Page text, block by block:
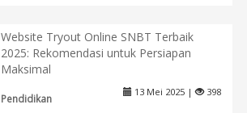
Website Tryout Online SNBT Terbaik
2025: Rekomendasi untuk Persiapan
Maksimal
Pendidikan
13 Mei 2025 | 398